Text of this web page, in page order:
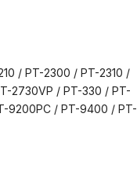
/ PT-2300 / PT-2310 /
2730VP / PT-330 / PT-
9200PC / PT-9400 / PT-